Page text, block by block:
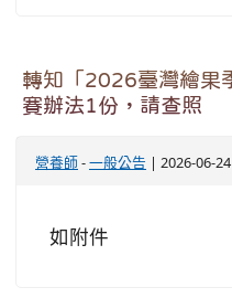
轉知「2026臺灣繪果
賽辦法1份，請查照
營養師-一般公告 | 2026-06-
如附件